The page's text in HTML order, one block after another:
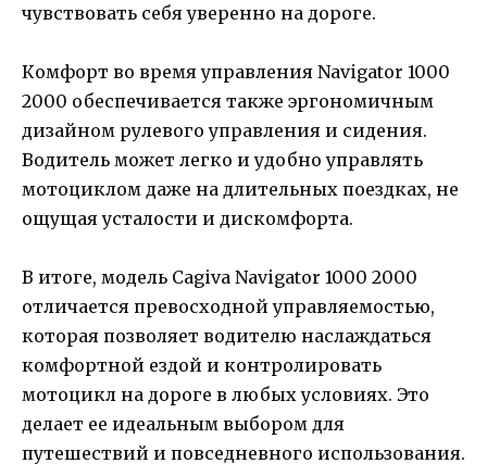
чувствовать себя уверенно на дороге.
Комфорт во время управления Navigator 1000
2000 обеспечивается также эргономичным
дизайном рулевого управления и сидения.
Водитель может легко и удобно управлять
мотоциклом даже на длительных поездках, не
ощущая усталости и дискомфорта.
В итоге, модель Cagiva Navigator 1000 2000
отличается превосходной управляемостью,
которая позволяет водителю наслаждаться
комфортной ездой и контролировать
мотоцикл на дороге в любых условиях. Это
делает ее идеальным выбором для
путешествий и повседневного использования.